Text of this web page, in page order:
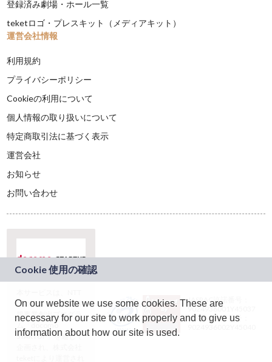
登録済み劇場・ホール一覧
teketロゴ・プレスキット（メディアキット）
運営会社情報
利用規約
プライバシーポリシー
Cookieの利用について
個人情報の取り扱いについて
特定商取引法に基づく表示
運営会社
お知らせ
お問い合わせ
ドコモグループの新
規事業創出プログラ
ム「docomo
STARTUP」を通じて
JASRAC許諾番号：
9024936001Y45037
JASRAC許諾番号：
On our website we use some cookies. These are
necessary for our site to work properly and to give us
information about how our site is used.